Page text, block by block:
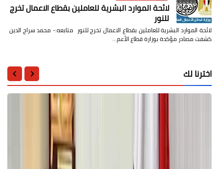
لائحة الموارد البشرية للعاملين بقطاع الاعمال تخرج
للنور
لائحة الموارد البشرية للعاملين بقطاع الاعمال تخرج للنور متابعه:- محمد سراج الدين
كشفت مصادر مؤكدة بوزارة قطاع الأعم…
اخترنا لك